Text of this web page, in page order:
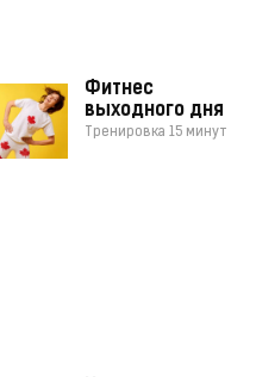
Фитнес
выходного дня
Тренировка 15 минут